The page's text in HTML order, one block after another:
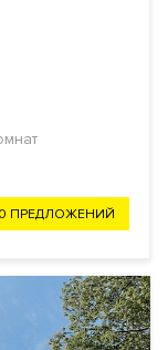
ПРЕДЛОЖЕНИЙ